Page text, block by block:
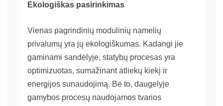
Ekologiškas pasirinkimas
Vienas pagrindinių modulinių namelių
privalumų yra jų ekologiškumas. Kadangi jie
gaminami sandėlyje, statybų procesas yra
optimizuotas, sumažinant atliekų kiekį ir
energijos sunaudojimą. Be to, daugelyje
gamybos procesų naudojamos tvarios